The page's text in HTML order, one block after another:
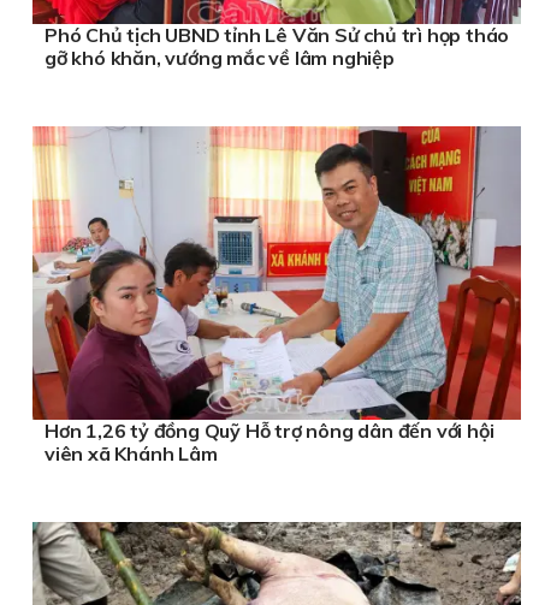
Phó Chủ tịch UBND tỉnh Lê Văn Sử chủ trì họp tháo
gỡ khó khăn, vướng mắc về lâm nghiệp
Hơn 1,26 tỷ đồng Quỹ Hỗ trợ nông dân đến với hội
viên xã Khánh Lâm